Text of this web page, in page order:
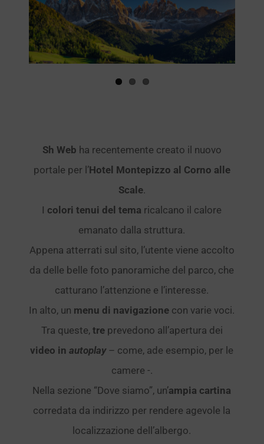
immagine
Sh Web ha recentemente creato il nuovo
portale per l’Hotel Montepizzo al Corno alle
Scale.
I colori tenui del tema ricalcano il calore
emanato dalla struttura.
Appena atterrati sul sito, l’utente viene accolto
da delle belle foto panoramiche del parco, che
catturano l’attenzione e l’interesse.
In alto, un menu di navigazione con varie voci.
Tra queste, treprevedono all’apertura dei
video inautoplay– come, ade esempio, per le
camere -.
Nella sezione “Dove siamo”, un’ampia cartina
corredata da indirizzo per rendere agevole la
localizzazione dell’albergo.